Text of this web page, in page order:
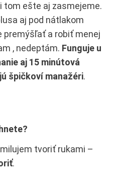
tom ešte aj zasmejeme.
aj pod nátlakom
premýšľať a robiť menej
, nedeptám. Funguje u
aj 15 minútová
špičkoví manažéri.
tvoriť rukami –
.